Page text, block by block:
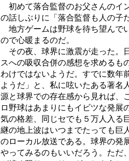
初めて落合監督のお父さんのイ
の話しぶりに「落合監督も人の子
地方ゲームは野球を待ち望んで
ので心暖まるのだ。
その夜、球界に激震が走った。
スへの吸収合併の感想を求めるも
わけではないようだ。すでに数年
ようだ」と、私に呟いたある著名
源と球界での存在感から見れば、
ロ野球はあまりにもイビツな発展
気の格差、同じセでも５万人入る
継の地上波はいつまでたっても巨
のローカル放送である。球界の発
やってみるのもいいだろう。ただ